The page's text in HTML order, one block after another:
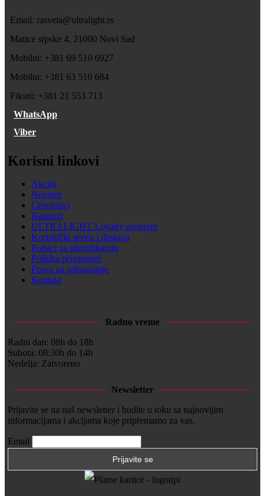
Email: rasveta@ultralight.rs
Matice srpske 4, 21000 Novi Sad
Mobilni: +381 69 510 6927
Mobilni: +381 63 510 684
Fiksni: +381 21 553 713
WhatsApp
Viber
Korisni linkovi
Akcija
Noviteti
Cenovnici
Katalozi
ULTRALIGHT Loyalty program
Korisnički servis i dostava
Podaci za identifikaciju
Politika privatnosti
Pravo na odustajanje
Kontakt
Radno vreme
Radni dan: 08h do 18h
Subota: 08:30h do 14h
Nedelja: Zatvoreno
Newsletter
Prijavite se na naš newsletter i budite u toku sa najnovijim
informacijama i akcijama koje pripremamo za vas.
Email